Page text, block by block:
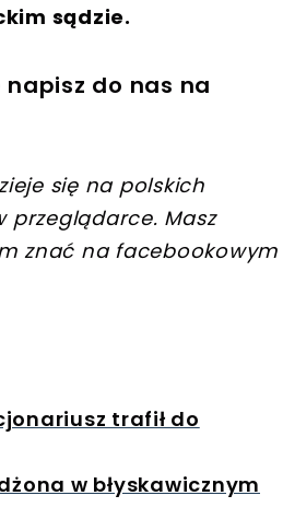
sądzie.
do nas na
się na polskich
Masz
znać na facebookowym
trafił do
w błyskawicznym